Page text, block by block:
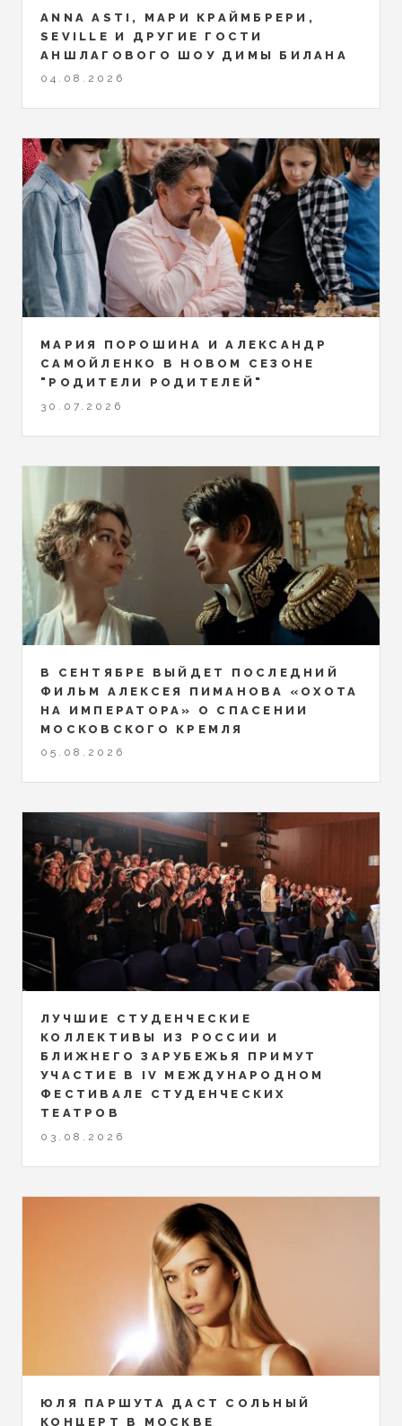
ANNA ASTI, МАРИ КРАЙМБРЕРИ,
SEVILLE И ДРУГИЕ ГОСТИ
АНШЛАГОВОГО ШОУ ДИМЫ БИЛАНА
04.08.2026
МАРИЯ ПОРОШИНА И АЛЕКСАНДР
САМОЙЛЕНКО В НОВОМ СЕЗОНЕ
"РОДИТЕЛИ РОДИТЕЛЕЙ"
30.07.2026
В СЕНТЯБРЕ ВЫЙДЕТ ПОСЛЕДНИЙ
ФИЛЬМ АЛЕКСЕЯ ПИМАНОВА «ОХОТА
НА ИМПЕРАТОРА» О СПАСЕНИИ
МОСКОВСКОГО КРЕМЛЯ
05.08.2026
ЛУЧШИЕ СТУДЕНЧЕСКИЕ
КОЛЛЕКТИВЫ ИЗ РОССИИ И
БЛИЖНЕГО ЗАРУБЕЖЬЯ ПРИМУТ
УЧАСТИЕ В IV МЕЖДУНАРОДНОМ
ФЕСТИВАЛЕ СТУДЕНЧЕСКИХ
ТЕАТРОВ
03.08.2026
ЮЛЯ ПАРШУТА ДАСТ СОЛЬНЫЙ
КОНЦЕРТ В МОСКВЕ